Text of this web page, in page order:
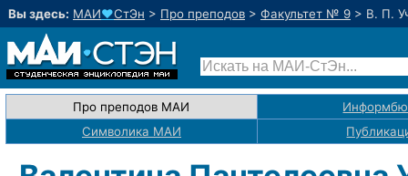
Вы здесь: МАИ♥СтЭн > Про преподов > Факультет № 9 > В. П.
Про преподов МАИ
Символика МАИ